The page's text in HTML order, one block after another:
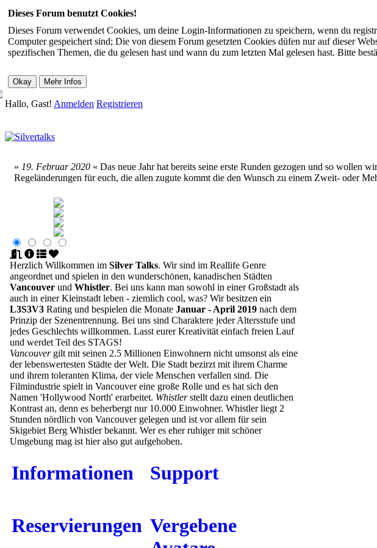
Dieses Forum benutzt Cookies!
Dieses Forum verwendet Cookies, um deine Login-Informationen zu speichern, wenn du
Computer gespeichert sind; Die von diesem Forum gesetzten Cookies düfen nur auf dieser
spezifischen Themen, die du gelesen hast und wann du zum letzten Mal gelesen hast. Bitte
Hallo, Gast! Anmelden Registrieren
» 19. Februar 2020 « Das neue Jahr hat bereits seine erste Runden gezogen und so wollen
Regeländerungen für euch, die allen zugute kommt die den Wunsch zu einem Zweit- oder
Herzlich Willkommen im Silver Talks. Wir sind im Reallife Genre
angeordnet und spielen in den wunderschönen, kanadischen Städten
Vancouver und Whistler. Bei uns kann man sowohl in einer Großstadt als
auch in einer Kleinstadt leben - ziemlich cool, was? Wir besitzen ein
L3S3V3 Rating und bespielen die Monate Januar - April 2019 nach dem
Prinzip der Szenentrennung. Bei uns sind Charaktere jeder Altersstufe und
jedes Geschlechts willkommen. Lasst eurer Kreativität einfach freien Lauf
und werdet Teil des STAGS!
Vancouvergilt mit seinen 2.5 Millionen Einwohnern nicht umsonst als eine
der lebenswertesten Städte der Welt. Die Stadt bezirzt mit ihrem Charme
und ihrem toleranten Klima, der viele Menschen verfallen sind. Die
Filmindustrie spielt in Vancouver eine große Rolle und es hat sich den
Namen 'Hollywood North' erarbeitet. Whistlerstellt dazu einen deutlichen
Kontrast an, denn es beherbergt nur 10.000 Einwohner. Whistler liegt 2
Stunden nördlich von Vancouver gelegen und ist vor allem für sein
Skigebiet Berg Whistler bekannt. Wer es eher ruhiger mit schöner
Umgebung mag ist hier also gut aufgehoben.
Informationen Support
Reservierungen Vergebene